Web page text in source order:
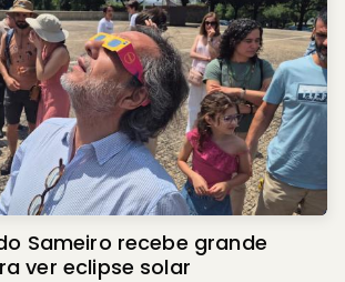
Sameiro recebe grande
ver eclipse solar